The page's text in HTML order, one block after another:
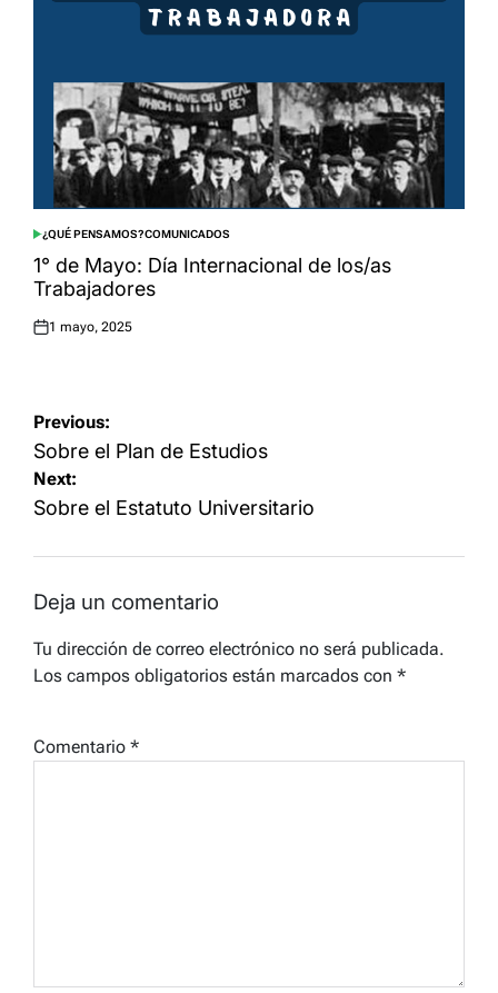
POSTED
IN
¿QUÉ PENSAMOS?COMUNICADOS
1° de Mayo: Día Internacional de los/as
Trabajadores
Posted
1 mayo, 2025
Navegación
de
entradas
Previous:
Sobre el Plan de Estudios
Next:
Sobre el Estatuto Universitario
Deja un comentario
Tu dirección de correo electrónico no será publicada.
Los campos obligatorios están marcados con *
Comentario *